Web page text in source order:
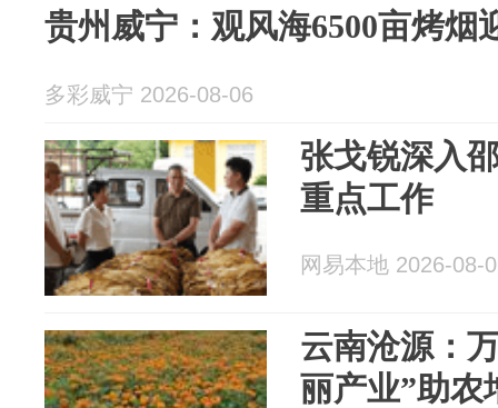
贵州威宁：观风海6500亩烤烟
多彩威宁 2026-08-06
张戈锐深入
重点工作
网易本地 2026-08-
云南沧源：
丽产业”助农